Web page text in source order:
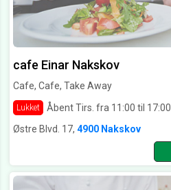
cafe Einar Nakskov
Cafe, Cafe, Take Away
Lukket Åbent Tirs. fra 11:00 til 17:00
Østre Blvd. 17, 4900 Nakskov